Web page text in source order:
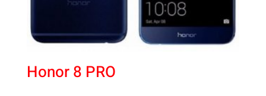
Honor 8 PRO